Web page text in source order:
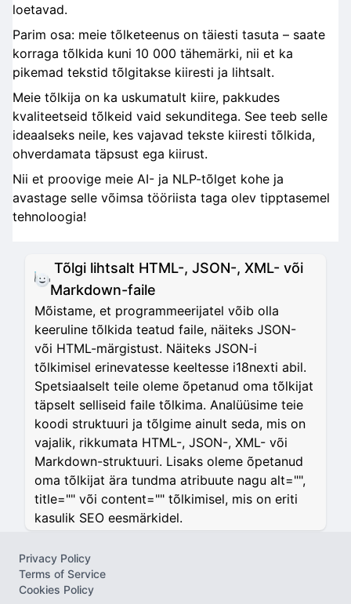
loetavad.
Parim osa: meie tõlketeenus on täiesti tasuta – saate
korraga tõlkida kuni 10 000 tähemärki, nii et ka
pikemad tekstid tõlgitakse kiiresti ja lihtsalt.
Meie tõlkija on ka uskumatult kiire, pakkudes
kvaliteetseid tõlkeid vaid sekunditega. See teeb selle
ideaalseks neile, kes vajavad tekste kiiresti tõlkida,
ohverdamata täpsust ega kiirust.
Nii et proovige meie AI- ja NLP-tõlget kohe ja
avastage selle võimsa tööriista taga olev tipptasemel
tehnoloogia!
Tõlgi lihtsalt HTML-, JSON-, XML- või
Markdown-faile
Mõistame, et programmeerijatel võib olla
keeruline tõlkida teatud faile, näiteks JSON-
või HTML-märgistust. Näiteks JSON-i
tõlkimisel erinevatesse keeltesse i18nexti abil.
Spetsiaalselt teile oleme õpetanud oma tõlkijat
täpselt selliseid faile tõlkima. Analüüsime teie
koodi struktuuri ja tõlgime ainult seda, mis on
vajalik, rikkumata HTML-, JSON-, XML- või
Markdown-struktuuri. Lisaks oleme õpetanud
oma tõlkijat ära tundma atribuute nagu alt="",
title="" või content="" tõlkimisel, mis on eriti
kasulik SEO eesmärkidel.
Privacy Policy
Terms of Service
Cookies Policy